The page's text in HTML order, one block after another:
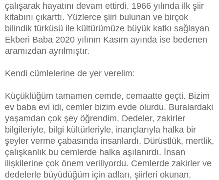
çalışarak hayatını devam ettirdi. 1966 yılında ilk şiir
kitabını çıkarttı. Yüzlerce şiiri bulunan ve birçok
bilindik türküsü ile kültürümüze büyük katkı sağlayan
Ekberi Baba 2020 yılının Kasım ayında ise bedenen
aramızdan ayrılmıştır.
Kendi cümlelerine de yer verelim:
Küçüklüğüm tamamen cemde, cemaatte geçti. Bizim
ev baba evi idi, cemler bizim evde olurdu. Buralardaki
yaşamdan çok şey öğrendim. Dedeler, zakirler
bilgileriyle, bilgi kültürleriyle, inançlarıyla halka bir
şeyler verme çabasında insanlardı. Dürüstlük, mertlik,
çalışkanlık bu cemlerde halka aşılanırdı. İnsan
ilişkilerine çok önem veriliyordu. Cemlerde zakirler ve
dedelerle büyüdüğüm için adları, şiirleri okunan,